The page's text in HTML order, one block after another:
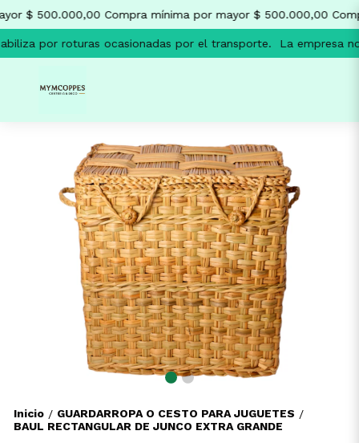
$ 500.000,00 Compra mínima por mayor $ 500.000,00
por roturas ocasionadas por el transporte. La empresa
Inicio / GUARDARROPA O CESTO PARA JUGUETES /
BAUL RECTANGULAR DE JUNCO EXTRA GRANDE